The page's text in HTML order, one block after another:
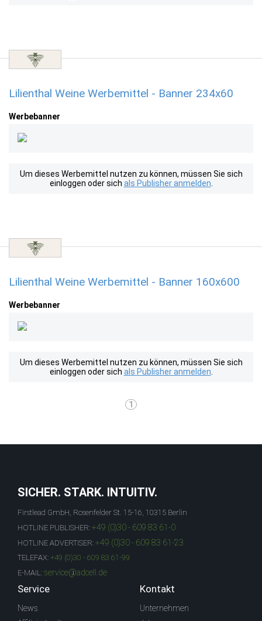
Lilienthal Weine Werbemittel - Banner 234x60
Werbebanner
Um dieses Werbemittel nutzen zu können, müssen Sie sich
einloggen oder sich als Publisher anmelden
Lilienthal Weine Werbemittel - Banner 160x600
Werbebanner
Um dieses Werbemittel nutzen zu können, müssen Sie sich
einloggen oder sich als Publisher anmelden
1
SICHER. STARK. INTUITIV.
Firstlead GmbH, Rosenfelder St. 15-16, 10315 Berlin
HOTLINE PUBLISHER: +49 (0)30 - 609 83 61-0
HOTLINE ADVERTISER: +49 (0)30 - 609 83 61-23
TELEFAX: +49 (0)30 - 609 83 61-99
E-MAIL: service@adcell.de
Service
News
Kontakt
Unternehmen